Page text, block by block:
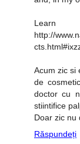
http://
Acum zic si
de
doctor cu
stiintifice
Doar zic nu
Răspundeți